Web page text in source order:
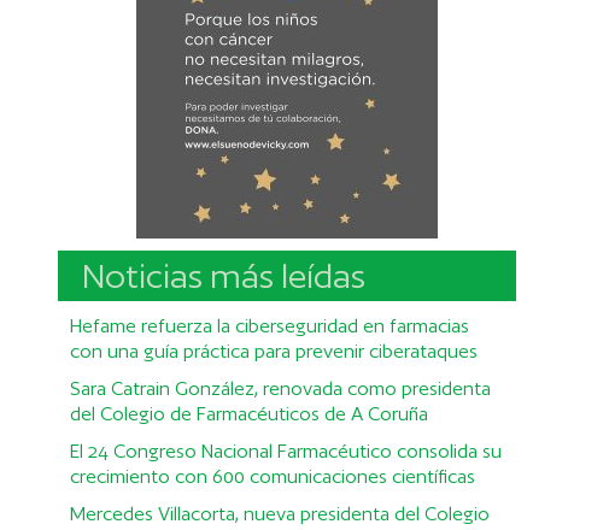
Noticias más leídas
Hefame refuerza la ciberseguridad en farmacias
con una guía práctica para prevenir ciberataques
Sara Catrain González, renovada como presidenta
del Colegio de Farmacéuticos de A Coruña
El 24 Congreso Nacional Farmacéutico consolida su
crecimiento con 600 comunicaciones científicas
Mercedes Villacorta, nueva presidenta del Colegio